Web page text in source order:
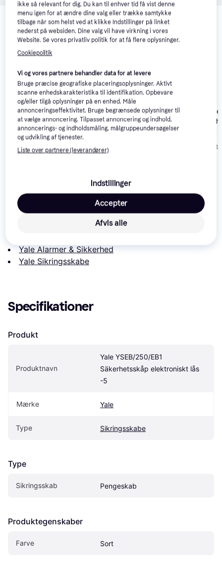
Relaterede produkter
Se vores forslag til andre produkter, der matcher dine
interesser. Vis alle
Yale Smart Safe
1.665 kr.
Eller 3 betalinger af 555 kr.
Jasa Electronic Safe
449 kr.
Safescan
SD-4141
Eller 3 betalinger
Læs om produktet
Laveste pris for
Yale YSEB/250/EB1 Säkerhetsskåp
elektroniskt lås -5 er -. Det er den bedste pris lige nu
Yale Alarmer & Sikkerhed
Yale Sikringsskabe
Specifikationer
Produkt
Produktnavn
Yale YSEB/250/EB1
Säkerhetsskåp elektroniskt lås
-5
Mærke Yale
Type Sikringsskabe
Type
Sikringsskab Pengeskab
Produktegenskaber
Farve Sort
ikke så relevant for dig. Du kan til enhver tid få vist denne
menu igen for at ændre dine valg eller trække samtykke
tilbage når som helst ved at klikke Indstillinger på linket
nederst på websiden. Dine valg vil have virkning i vores
Website. Se vores privatliv politik for at få flere oplysninger.
Cookiepolitik
Vi og vores partnere behandler data for at levere
Bruge præcise geografiske placeringsoplysninger. Aktivt
scanne enhedskarakteristika til identifikation. Opbevare
og/eller tilgå oplysninger på en enhed. Måle
annonceringseffektivitet. Bruge begrænsede oplysninger til
at vælge annoncering. Tilpasset annoncering og indhold,
annoncerings- og indholdsmåling, målgruppeundersøgelser
og udvikling af tjenester.
Liste over partnere (leverandører)
Indstillinger
Afvis alle
Accepter